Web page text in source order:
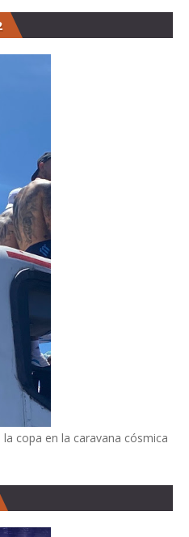
copa en la caravana cósmica